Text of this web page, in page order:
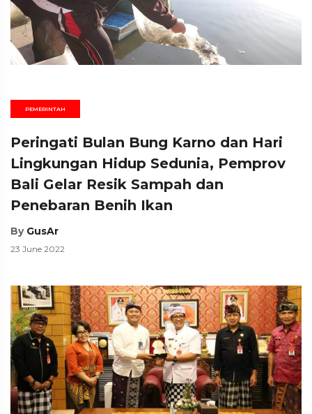
PEMERINTAH
Peringati Bulan Bung Karno dan Hari
Lingkungan Hidup Sedunia, Pemprov
Bali Gelar Resik Sampah dan
Penebaran Benih Ikan
By GusAr
23 June 2022